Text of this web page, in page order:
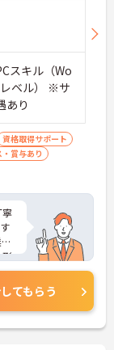
スキル（Wo
ベル） ※サ
あり
資格取得サポート
賞与あり
寧
形
ー
てもらう